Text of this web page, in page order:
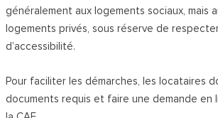
généralement aux logements sociaux, mais
logements privés, sous réserve de
d’accessibilité.
Pour faciliter les démarches, les locataires
documents requis et faire une demande en